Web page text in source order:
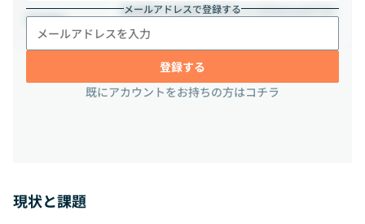
メールアドレスで登録する
登録する
既にアカウントをお持ちの方はコチラ
勤務地
東京都千代田区大手町1-2-1Otemachi On
eタワー6階
現状と課題